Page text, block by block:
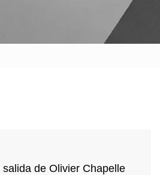
de Olivier Chapelle